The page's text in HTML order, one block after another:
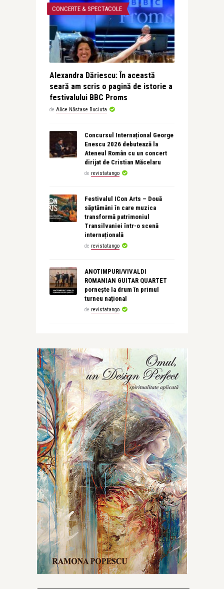
CONCERTE & SPECTACOLE
Alexandra Dăriescu: În această
seară am scris o pagină de istorie a
festivalului BBC Proms
de Alice Năstase Buciuta
Concursul Internațional George
Enescu 2026 debutează la
Ateneul Român cu un concert
dirijat de Cristian Măcelaru
de revistatango
Festivalul ICon Arts – Două
săptămâni în care muzica
transformă patrimoniul
Transilvaniei într-o scenă
internațională
de revistatango
ANOTIMPURI/VIVALDI
ROMANIAN GUITAR QUARTET
pornește la drum în primul
turneu național
de revistatango